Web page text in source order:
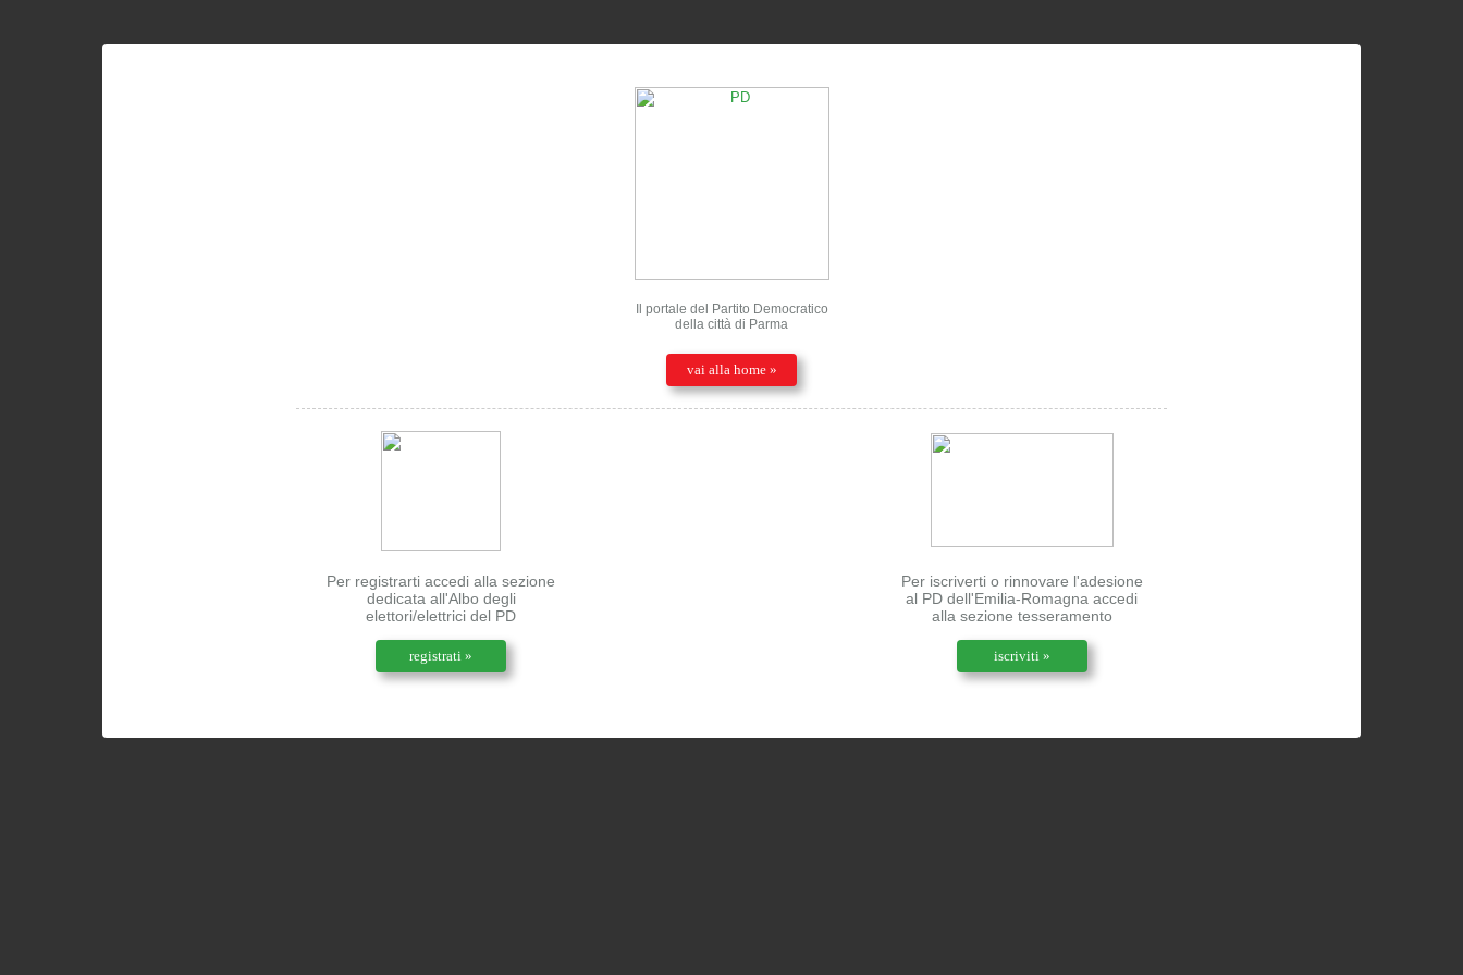
Il portale del Partito Democratico
della città di Parma
Per registrarti accedi alla sezione
dedicata all'Albo degli
elettori/elettrici del PD
Per iscriverti o rinnovare l'adesione
al PD dell'Emilia-Romagna accedi
alla sezione tesseramento